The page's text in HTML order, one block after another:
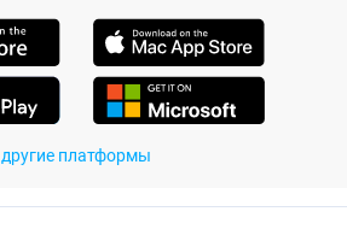
другие платформы